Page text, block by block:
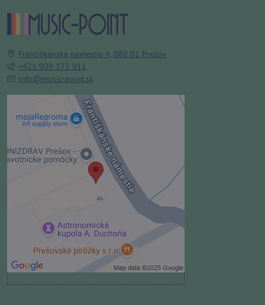
Františkánske námestie 4, 080 01 Prešov
+421 909 172 911
info@music-point.sk
Externý obsah je blokovaný
Voľbami súkromia
Prajete si načítať externý obsah?
Povoliť tentokrát
Povoliť a zapamätať - súhlas s
druhom cookie: Funkčné
Otvoriť obsah v novom okne